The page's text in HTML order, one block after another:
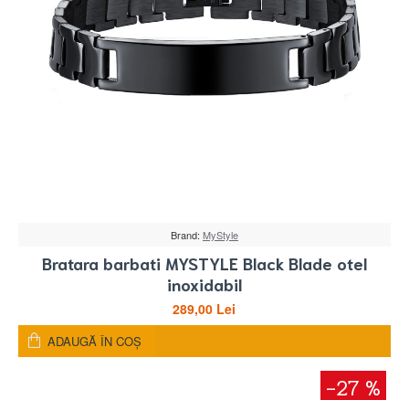
Brand: MyStyle
Bratara barbati MYSTYLE Black Blade otel
inoxidabil
289,00 Lei
ADAUGĂ ÎN COŞ
-27 %